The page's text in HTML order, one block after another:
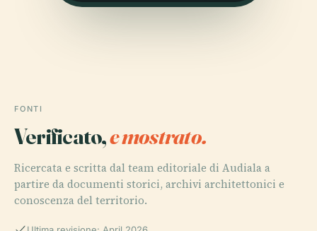
FONTI
Verificato,e mostrato.
Ricercata e scritta dal team editoriale di Audiala a
partire da documenti storici, archivi architettonici e
conoscenza del territorio.